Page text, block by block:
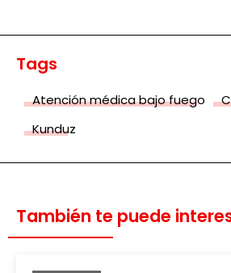
Tags
Atención médica bajo fuego
Kunduz
También te puede